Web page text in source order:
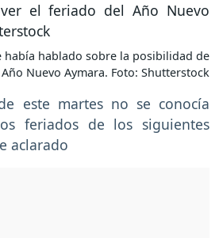
había hablado sobre la posibilidad de
Nuevo Aymara. Foto: Shutterstock
este martes no se conocía
feriados de los siguientes
aclarado